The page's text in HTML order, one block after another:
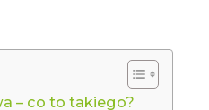
– co to takiego?